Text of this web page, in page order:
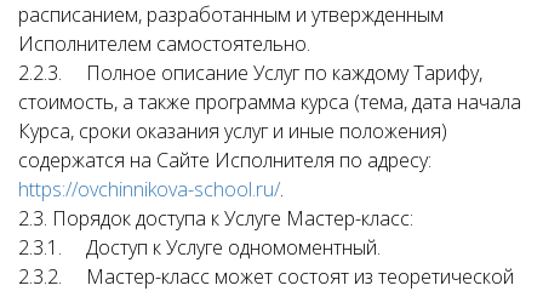
расписанием, разработанным и утвержденным
Исполнителем самостоятельно.
2.2.3. Полное описание Услуг по каждому Тарифу,
стоимость, а также программа курса (тема, дата начала
Курса, сроки оказания услуг и иные положения)
содержатся на Сайте Исполнителя по адресу:
https://ovchinnikova-school.ru/.
2.3. Порядок доступа к Услуге Мастер-класс:
2.3.1. Доступ к Услуге одномоментный.
2.3.2. Мастер-класс может состоят из теоретической